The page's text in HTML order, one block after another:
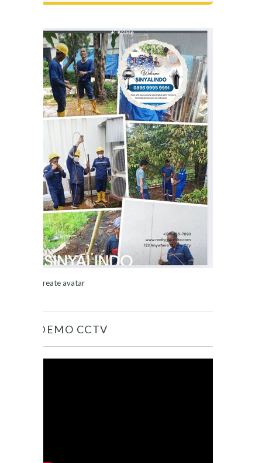
Create avatar
DEMO CCTV